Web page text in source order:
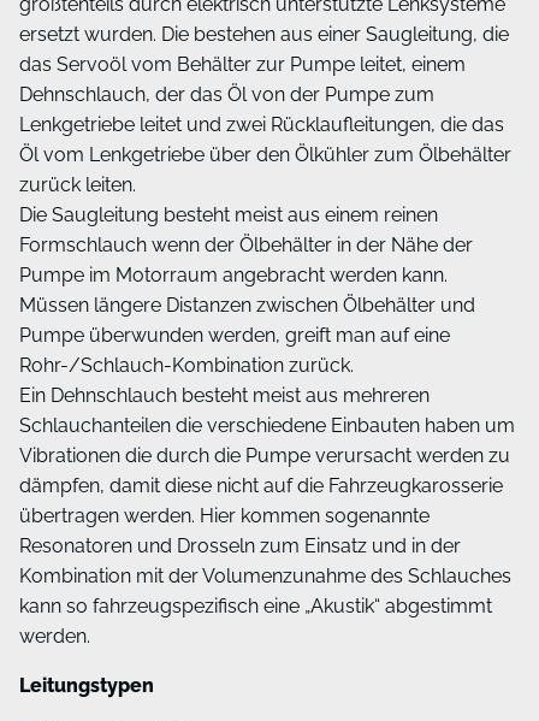
ersetzt wurden. Die bestehen aus einer Saugleitung, die
das Servoöl vom Behälter zur Pumpe leitet, einem
Dehnschlauch, der das Öl von der Pumpe zum
Lenkgetriebe leitet und zwei Rücklaufleitungen, die das
Öl vom Lenkgetriebe über den Ölkühler zum Ölbehälter
zurück leiten.
Die Saugleitung besteht meist aus einem reinen
Formschlauch wenn der Ölbehälter in der Nähe der
Pumpe im Motorraum angebracht werden kann.
Müssen längere Distanzen zwischen Ölbehälter und
Pumpe überwunden werden, greift man auf eine
Rohr-/Schlauch-Kombination zurück.
Ein Dehnschlauch besteht meist aus mehreren
Schlauchanteilen die verschiedene Einbauten haben um
Vibrationen die durch die Pumpe verursacht werden zu
dämpfen, damit diese nicht auf die Fahrzeugkarosserie
übertragen werden. Hier kommen sogenannte
Resonatoren und Drosseln zum Einsatz und in der
Kombination mit der Volumenzunahme des Schlauches
kann so fahrzeugspezifisch eine „Akustik“ abgestimmt
werden.
Leitungstypen